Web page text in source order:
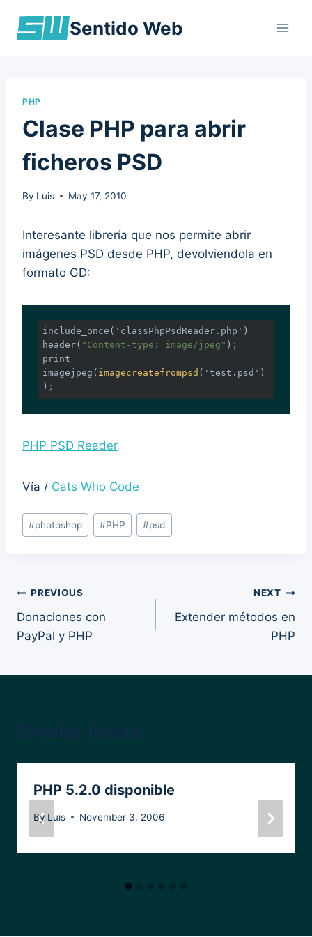
Sentido Web
PHP
Clase PHP para abrir
ficheros PSD
By Luis May 17, 2010
Interesante librería que nos permite abrir
imágenes PSD desde PHP, devolviendola en
formato GD:
include_once('classPhpPsdReader.php')
header( "Content-type: image/jpeg" ) ;
print
imagejpeg( imagecreatefrompsd ('test.psd')
) ;
PHP PSD Reader
Vía / Cats Who Code
Post
Tags:
#photoshop #PHP #psd
Post
navigation
PREVIOUS
Donaciones con
PayPal y PHP
NEXT
Extender métodos en
PHP
PHP 5.2.0 disponible
By Luis November 3, 2006